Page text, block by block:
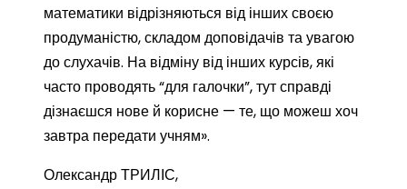
математики відрізняються від інших своєю
продуманістю, складом доповідачів та увагою
до слухачів. На відміну від інших курсів, які
часто проводять “для галочки”, тут справді
дізнаєшся нове й корисне — те, що можеш хоч
завтра передати учням».
Олександр ТРИЛІС,